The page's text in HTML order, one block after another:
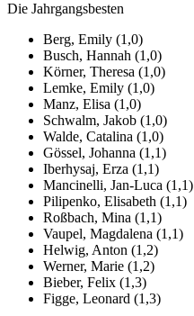
Die Jahrgangsbesten
Berg, Emily (1,0)
Busch, Hannah (1,0)
Körner, Theresa (1,0)
Lemke, Emily (1,0)
Manz, Elisa (1,0)
Schwalm, Jakob (1,0)
Walde, Catalina (1,0)
Gössel, Johanna (1,1)
Iberhysaj, Erza (1,1)
Mancinelli, Jan-Luca (1,1)
Pilipenko, Elisabeth (1,1)
Roßbach, Mina (1,1)
Vaupel, Magdalena (1,1)
Helwig, Anton (1,2)
Werner, Marie (1,2)
Bieber, Felix (1,3)
Figge, Leonard (1,3)